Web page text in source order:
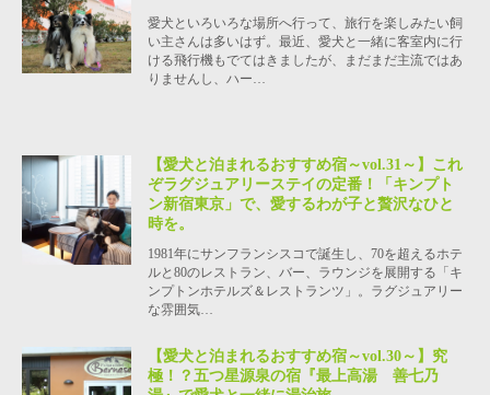
愛犬といろいろな場所へ行って、旅行を楽しみたい飼
い主さんは多いはず。最近、愛犬と一緒に客室内に行
ける飛行機もでてはきましたが、まだまだ主流ではあ
りませんし、ハー…
【愛犬と泊まれるおすすめ宿～vol.31～】これ
ぞラグジュアリーステイの定番！「キンプト
ン新宿東京」で、愛するわが子と贅沢なひと
時を。
1981年にサンフランシスコで誕生し、70を超えるホテ
ルと80のレストラン、バー、ラウンジを展開する「キ
ンプトンホテルズ＆レストランツ」。ラグジュアリー
な雰囲気…
【愛犬と泊まれるおすすめ宿～vol.30～】究
極！？五つ星源泉の宿『最上高湯 善七乃